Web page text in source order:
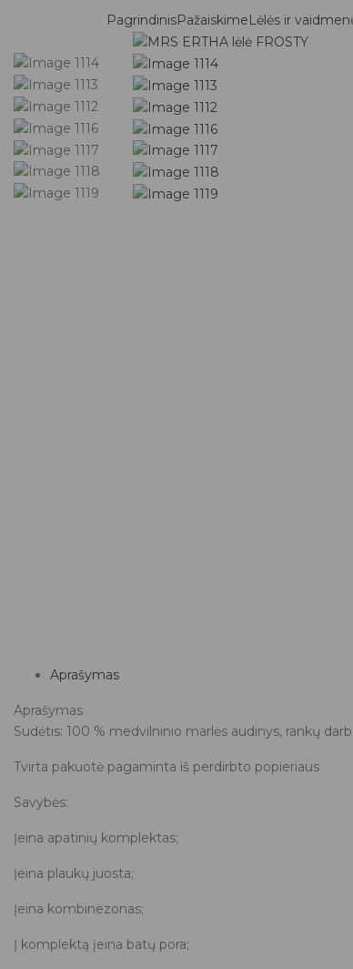
PagrindinisPažaiskime Lėlės ir
Aprašymas
Aprašymas
Sudėtis: 100 % medvilninio marlės audinys, rankų
Tvirta pakuotė pagaminta iš perdirbto popieriaus
Savybės:
Įeina apatinių komplektas;
Įeina plaukų juosta;
Įeina kombinezonas;
Į komplektą įeina batų pora;